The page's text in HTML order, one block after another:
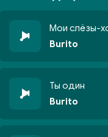
Мои слёзы-
Burito
Ты один
Burito